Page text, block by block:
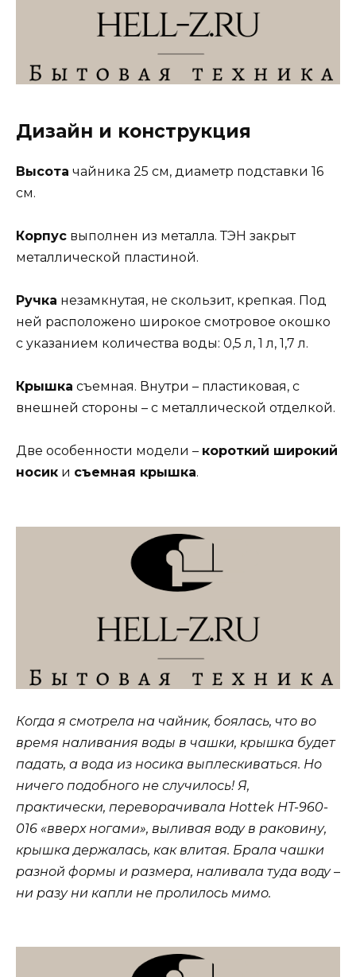
Дизайн и конструкция
Высота чайника 25 см, диаметр подставки 16
см.
Корпус выполнен из металла. ТЭН закрыт
металлической пластиной.
Ручка незамкнутая, не скользит, крепкая. Под
ней расположено широкое смотровое окошко
с указанием количества воды: 0,5 л, 1 л, 1,7 л.
Крышка съемная. Внутри – пластиковая, с
внешней стороны – с металлической отделкой.
Две особенности модели – короткий широкий
носик и съемная крышка.
Когда я смотрела на чайник, боялась, что во
время наливания воды в чашки, крышка будет
падать, а вода из носика выплескиваться. Но
ничего подобного не случилось! Я,
практически, переворачивала Hottek HT-960-
016 «вверх ногами», выливая воду в раковину,
крышка держалась, как влитая. Брала чашки
разной формы и размера, наливала туда воду –
ни разу ни капли не пролилось мимо.